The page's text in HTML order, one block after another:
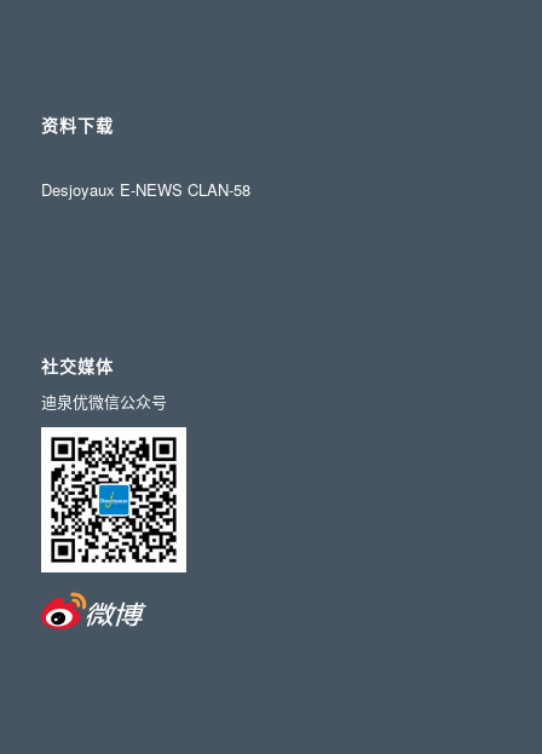
资料下载
Desjoyaux E-NEWS CLAN-58
社交媒体
迪泉优微信公众号